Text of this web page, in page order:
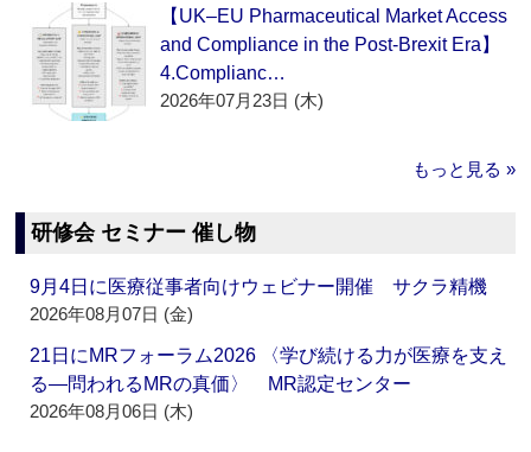
【UK–EU Pharmaceutical Market Access
and Compliance in the Post-Brexit Era】
4.Complianc…
2026年07月23日 (木)
もっと見る »
研修会 セミナー 催し物
9月4日に医療従事者向けウェビナー開催 サクラ精機
2026年08月07日 (金)
21日にMRフォーラム2026 〈学び続ける力が医療を支え
る―問われるMRの真価〉 MR認定センター
2026年08月06日 (木)